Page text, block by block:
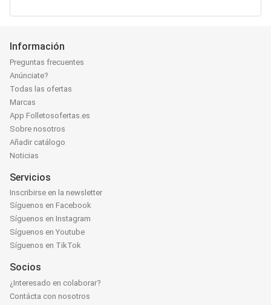
Información
Preguntas frecuentes
Anúnciate?
Todas las ofertas
Marcas
App Folletosofertas.es
Sobre nosotros
Añadir catálogo
Noticias
Servicios
Inscribirse en la newsletter
Síguenos en Facebook
Síguenos en Instagram
Síguenos en Youtube
Síguenos en TikTok
Socios
¿Interesado en colaborar?
Contácta con nosotros